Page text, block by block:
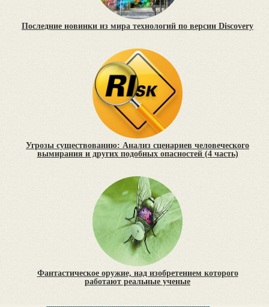
Последние новинки из мира технологий по версии Discovery
Угрозы существованию: Анализ сценариев человеческого
вымирания и других подобных опасностей (4 часть)
Фантастическое оружие, над изобретением которого
работают реальные ученые